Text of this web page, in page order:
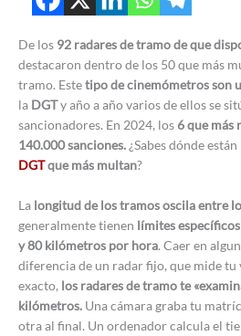
De los 92 radares de tramo de que
destacaron dentro de los 50 que más
tramo. Estetipo de cinemómetros son
la DGTy año a año varios de ellos se
sancionadores. En 2024, los6 que más
140.000 sanciones. ¿Sabes dónde están
DGTque más multan?
La longitud de los tramos oscila entre
generalmente tienen límites
y 80 kilómetros por hora. Caer en
diferencia de un radar fijo, que mide
exacto, los radares de tramo te
kilómetros. Una cámara graba tu
otra al final. Un ordenador calcula el